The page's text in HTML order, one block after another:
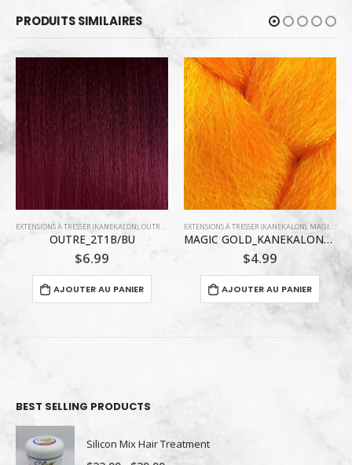
PRODUITS SIMILAIRES
EXTENSIONS À TRESSER (KANEKALON),MAGIC GOLD COLLECTION
$4.99
AJOUTER AU PANIER
AFRICANA BRAIDS,EXTENSIONS À TRESSER (KANEKALON)
AFRICANA BRAID_OTBURG_KANEKALON
$9.99
AJOUTER AU PANIER
BEST SELLING PRODUCTS
Silicon Mix Hair Treatment